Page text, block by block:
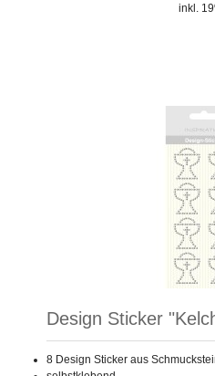
inkl.
Design Sticker
8 Design Sticker aus